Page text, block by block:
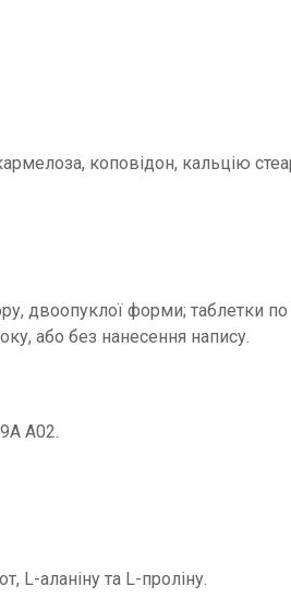
коповідон, кальцію
двоопуклої форми; таблетки
або без нанесення напису.
A02.
L-аланіну та L-проліну.